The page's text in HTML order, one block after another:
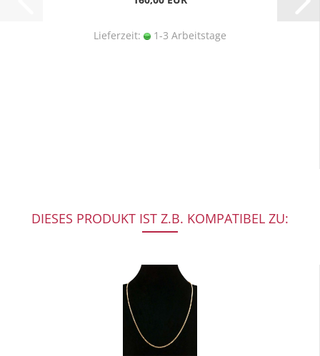
Lieferzeit: 1-3 Arbeitstage
DIESES PRODUKT IST Z.B. KOMPATIBEL ZU: